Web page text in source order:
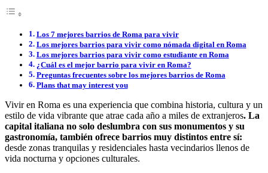
Los 7 mejores barrios de Roma para vivir
Los mejores barrios para vivir como nómada digital en Roma
Los mejores barrios para vivir como estudiante en Roma
¿Cuál es el mejor barrio para vivir en Roma?
Preguntas frecuentes sobre los mejores barrios de Roma
Plans that may interest you
Vivir en Roma es una experiencia que combina historia, cultura y un
estilo de vida vibrante que atrae cada año a miles de extranjeros. La
capital italiana no solo deslumbra con sus monumentos y su
gastronomía, también ofrece barrios muy distintos entre sí:
desde zonas tranquilas y residenciales hasta vecindarios llenos de
vida nocturna y opciones culturales.